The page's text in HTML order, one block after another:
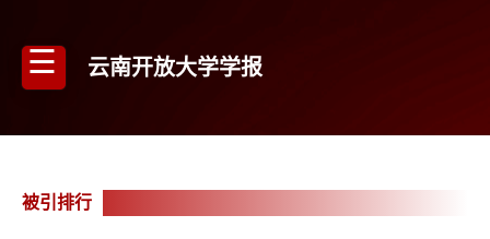
云南开放大学学报
被引排行